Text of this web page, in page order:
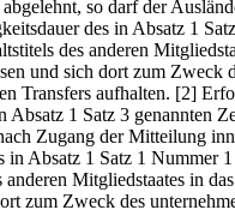
so darf der
des in Absatz 1
des anderen
und sich dort zum Zweck
Transfers aufhalten. [2]
Absatz 1 Satz 3 genannten
Zugang der Mitteilung
in Absatz 1 Satz 1 Nummer 1
Mitgliedstaates in
zum Zweck des